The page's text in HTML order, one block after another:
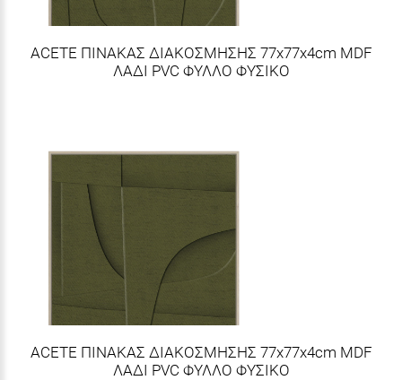
ACETE ΠΙΝΑΚΑΣ ΔΙΑΚΟΣΜΗΣΗΣ 77x77x4cm MDF
ΛΑΔΙ PVC ΦΥΛΛΟ ΦΥΣΙΚΟ
ACETE ΠΙΝΑΚΑΣ ΔΙΑΚΟΣΜΗΣΗΣ 77x77x4cm MDF
ΛΑΔΙ PVC ΦΥΛΛΟ ΦΥΣΙΚΟ